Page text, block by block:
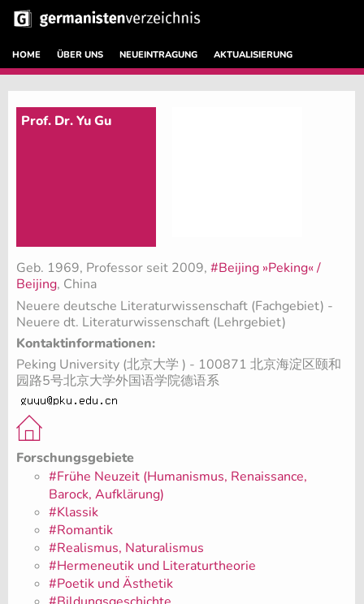
HOME ÜBER UNS NEUEINTRAGUNG AKTUALISIERUNG
Prof. Dr. Yu Gu
Geb. 1969, Professor seit 2009, #Beijing »Peking« /
Beijing, China
Neuere deutsche Literaturwissenschaft (Fachgebiet) -
Neuere dt. Literaturwissenschaft (Lehrgebiet)
Kontaktinformationen:
Peking University (北京大学 ) - 100871 北京海淀区颐和
园路5号北京大学外国语学院德语系
Forschungsgebiete
#Frühe Neuzeit (Humanismus, Renaissance,
Barock, Aufklärung)
#Klassik
#Romantik
#Realismus, Naturalismus
#Hermeneutik und Literaturtheorie
#Poetik und Ästhetik